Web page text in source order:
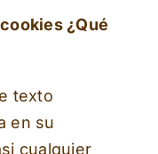
¿Qué
texto
en su
cualquier